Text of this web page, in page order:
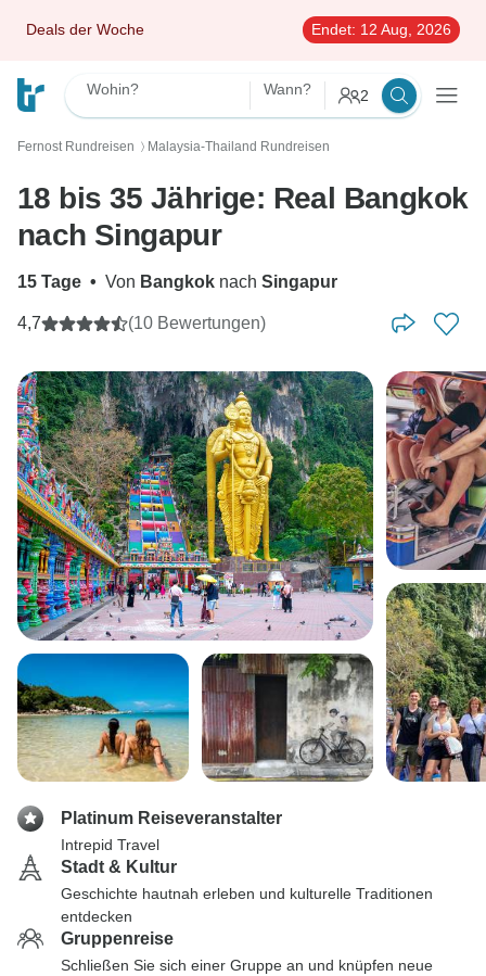
Deals der Woche Endet: 12 Aug, 2026
Wohin? Wann? 2
Fernost Rundreisen 〉 Malaysia-Thailand Rundreisen
18 bis 35 Jährige: Real Bangkok
nach Singapur
15 Tage • Von Bangkok nach Singapur
4,7 (10 Bewertungen)
Platinum Reiseveranstalter
Intrepid Travel
Stadt & Kultur
Geschichte hautnah erleben und kulturelle Traditionen
entdecken
Gruppenreise
Schließen Sie sich einer Gruppe an und knüpfen neue